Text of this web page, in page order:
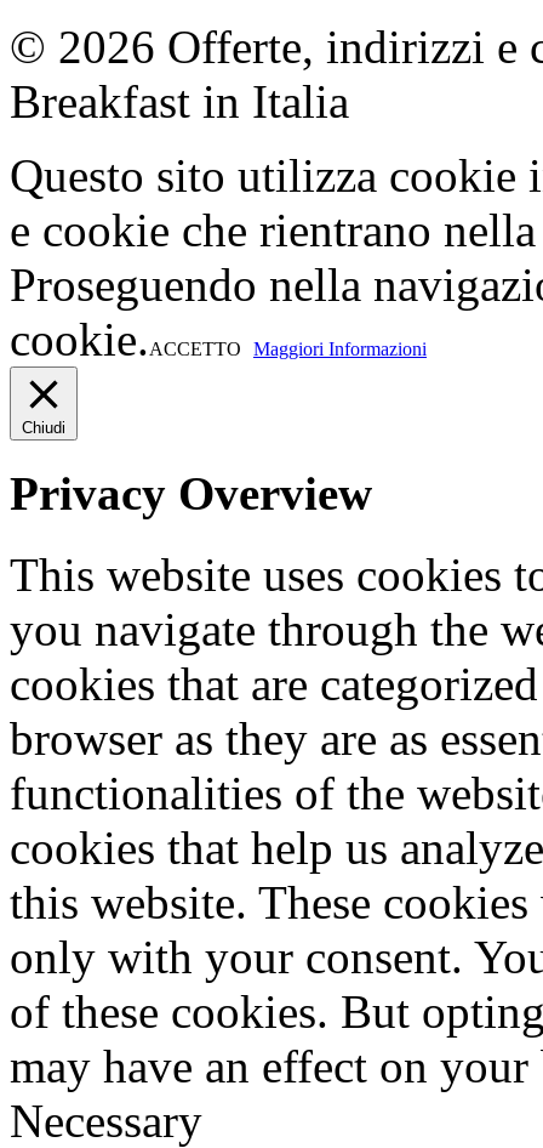
© 2026 Offerte, indirizzi e
Breakfast in Italia
Questo sito utilizza
e cookie che rientrano
Proseguendo nella
cookie.ACCETTO Maggiori Informazioni
Chiudi
Privacy Overview
This website uses cookies
you navigate through the
cookies that are
browser as they are as
functionalities of the
cookies that help us
this website. These
only with your consent.
of these cookies. But
may have an effect on
Necessary